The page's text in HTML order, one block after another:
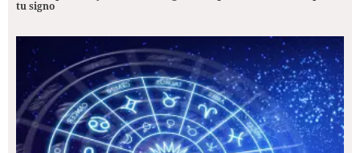
tu signo